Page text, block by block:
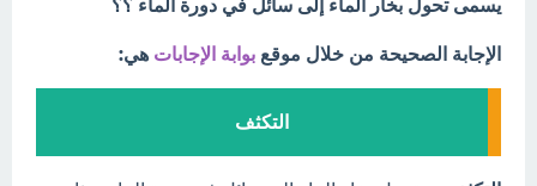
يسمى تحول بخار الماء إلى سائل في دورة الماء ؟؟
الإجابة الصحيحة من خلال موقع بوابة الإجابات هي:
التكثف